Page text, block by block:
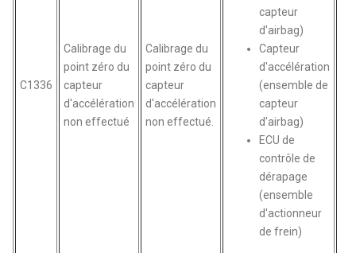
C1336
Calibrage du
point zéro du
capteur
d'accélération
non effectué
Calibrage du
point zéro du
capteur
d'accélération
non effectué.
capteur
d'airbag)
Capteur
d'accélération
(ensemble de
capteur
d'airbag)
ECU de
contrôle de
dérapage
(ensemble
d'actionneur
de frein)